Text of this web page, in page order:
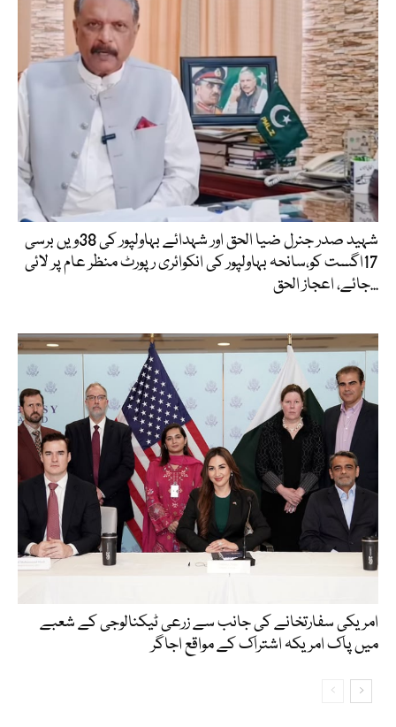
شہید صدر جنرل ضیا الحق اور شہدائے بہاولپور کی 38ویں برسی
17اگست کو،سانحہ بہاولپور کی انکوائری رپورٹ منظر عام پر لائی
جائے، اعجاز الحق...
امریکی سفارتخانے کی جانب سے زرعی ٹیکنالوجی کے شعبے
میں پاک امریکہ اشتراک کے مواقع اجاگر